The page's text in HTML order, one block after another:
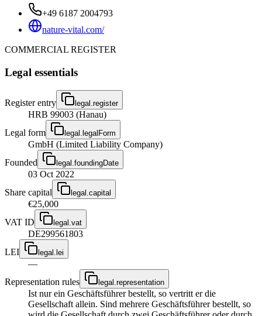
+49 6187 2004793
nature-vital.com/
COMMERCIAL REGISTER
Legal essentials
Register entry legal.register
HRB 99003 (Hanau)
Legal form
legal.legalForm
GmbH (Limited Liability Company)
Founded
legal.foundingDate
03 Oct 2022
Share capital
legal.capital
€25,000
VAT ID
legal.vat
DE299561803
LEI
legal.lei
—
Representation rules
legal.representation
Ist nur ein Geschäftsführer bestellt, so vertritt er die
Gesellschaft allein. Sind mehrere Geschäftsführer bestellt, so